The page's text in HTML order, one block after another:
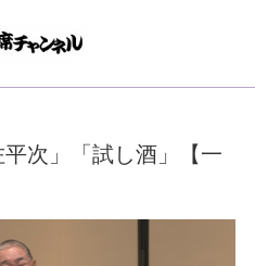
次」「試し酒」【一